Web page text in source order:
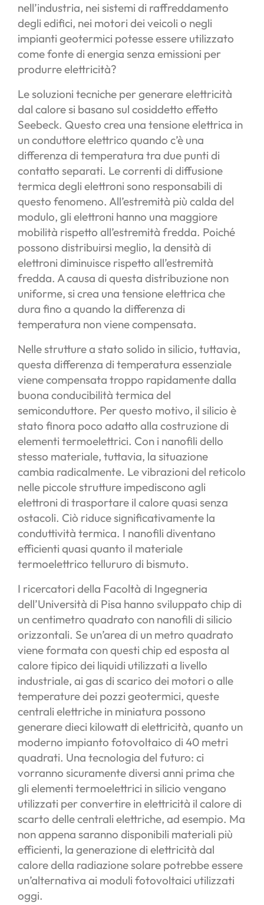
nell’industria, nei sistemi di raffreddamento
degli edifici, nei motori dei veicoli o negli
impianti geotermici potesse essere utilizzato
come fonte di energia senza emissioni per
produrre elettricità?
Le soluzioni tecniche per generare elettricità
dal calore si basano sul cosiddetto effetto
Seebeck. Questo crea una tensione elettrica in
un conduttore elettrico quando c’è una
differenza di temperatura tra due punti di
contatto separati. Le correnti di diffusione
termica degli elettroni sono responsabili di
questo fenomeno. All’estremità più calda del
modulo, gli elettroni hanno una maggiore
mobilità rispetto all’estremità fredda. Poiché
possono distribuirsi meglio, la densità di
elettroni diminuisce rispetto all’estremità
fredda. A causa di questa distribuzione non
uniforme, si crea una tensione elettrica che
dura fino a quando la differenza di
temperatura non viene compensata.
Nelle strutture a stato solido in silicio, tuttavia,
questa differenza di temperatura essenziale
viene compensata troppo rapidamente dalla
buona conducibilità termica del
semiconduttore. Per questo motivo, il silicio è
stato finora poco adatto alla costruzione di
elementi termoelettrici. Con i nanofili dello
stesso materiale, tuttavia, la situazione
cambia radicalmente. Le vibrazioni del reticolo
nelle piccole strutture impediscono agli
elettroni di trasportare il calore quasi senza
ostacoli. Ciò riduce significativamente la
conduttività termica. I nanofili diventano
efficienti quasi quanto il materiale
termoelettrico tellururo di bismuto.
I ricercatori della Facoltà di Ingegneria
dell’Università di Pisa hanno sviluppato chip di
un centimetro quadrato con nanofili di silicio
orizzontali. Se un’area di un metro quadrato
viene formata con questi chip ed esposta al
calore tipico dei liquidi utilizzati a livello
industriale, ai gas di scarico dei motori o alle
temperature dei pozzi geotermici, queste
centrali elettriche in miniatura possono
generare dieci kilowatt di elettricità, quanto un
moderno impianto fotovoltaico di 40 metri
quadrati. Una tecnologia del futuro: ci
vorranno sicuramente diversi anni prima che
gli elementi termoelettrici in silicio vengano
utilizzati per convertire in elettricità il calore di
scarto delle centrali elettriche, ad esempio. Ma
non appena saranno disponibili materiali più
efficienti, la generazione di elettricità dal
calore della radiazione solare potrebbe essere
un’alternativa ai moduli fotovoltaici utilizzati
oggi.